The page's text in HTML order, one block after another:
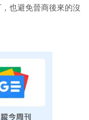
也避免晉商後來的沒